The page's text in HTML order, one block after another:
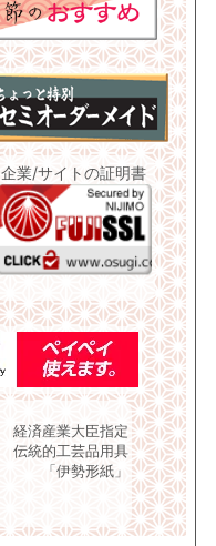
企業/サイトの証明書
経済産業大臣指定
伝統的工芸品用具
「伊勢形紙」